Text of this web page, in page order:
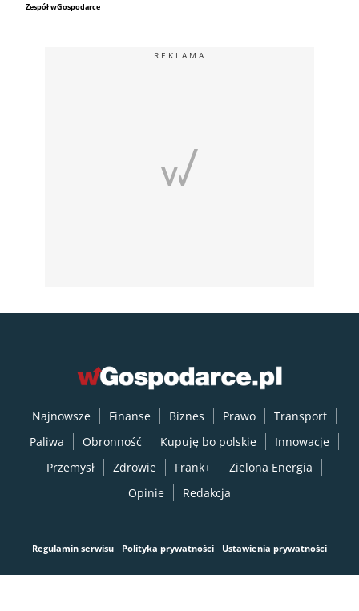
Zespół wGospodarce
REKLAMA
Najnowsze Finanse Biznes Prawo
Transport
Paliwa
Obronność Kupuję bo polskie
Innowacje
Przemysł
Zdrowie Frank+
Zielona Energia
Opinie
Redakcja
Regulamin serwisu Polityka prywatności Ustawienia prywatności